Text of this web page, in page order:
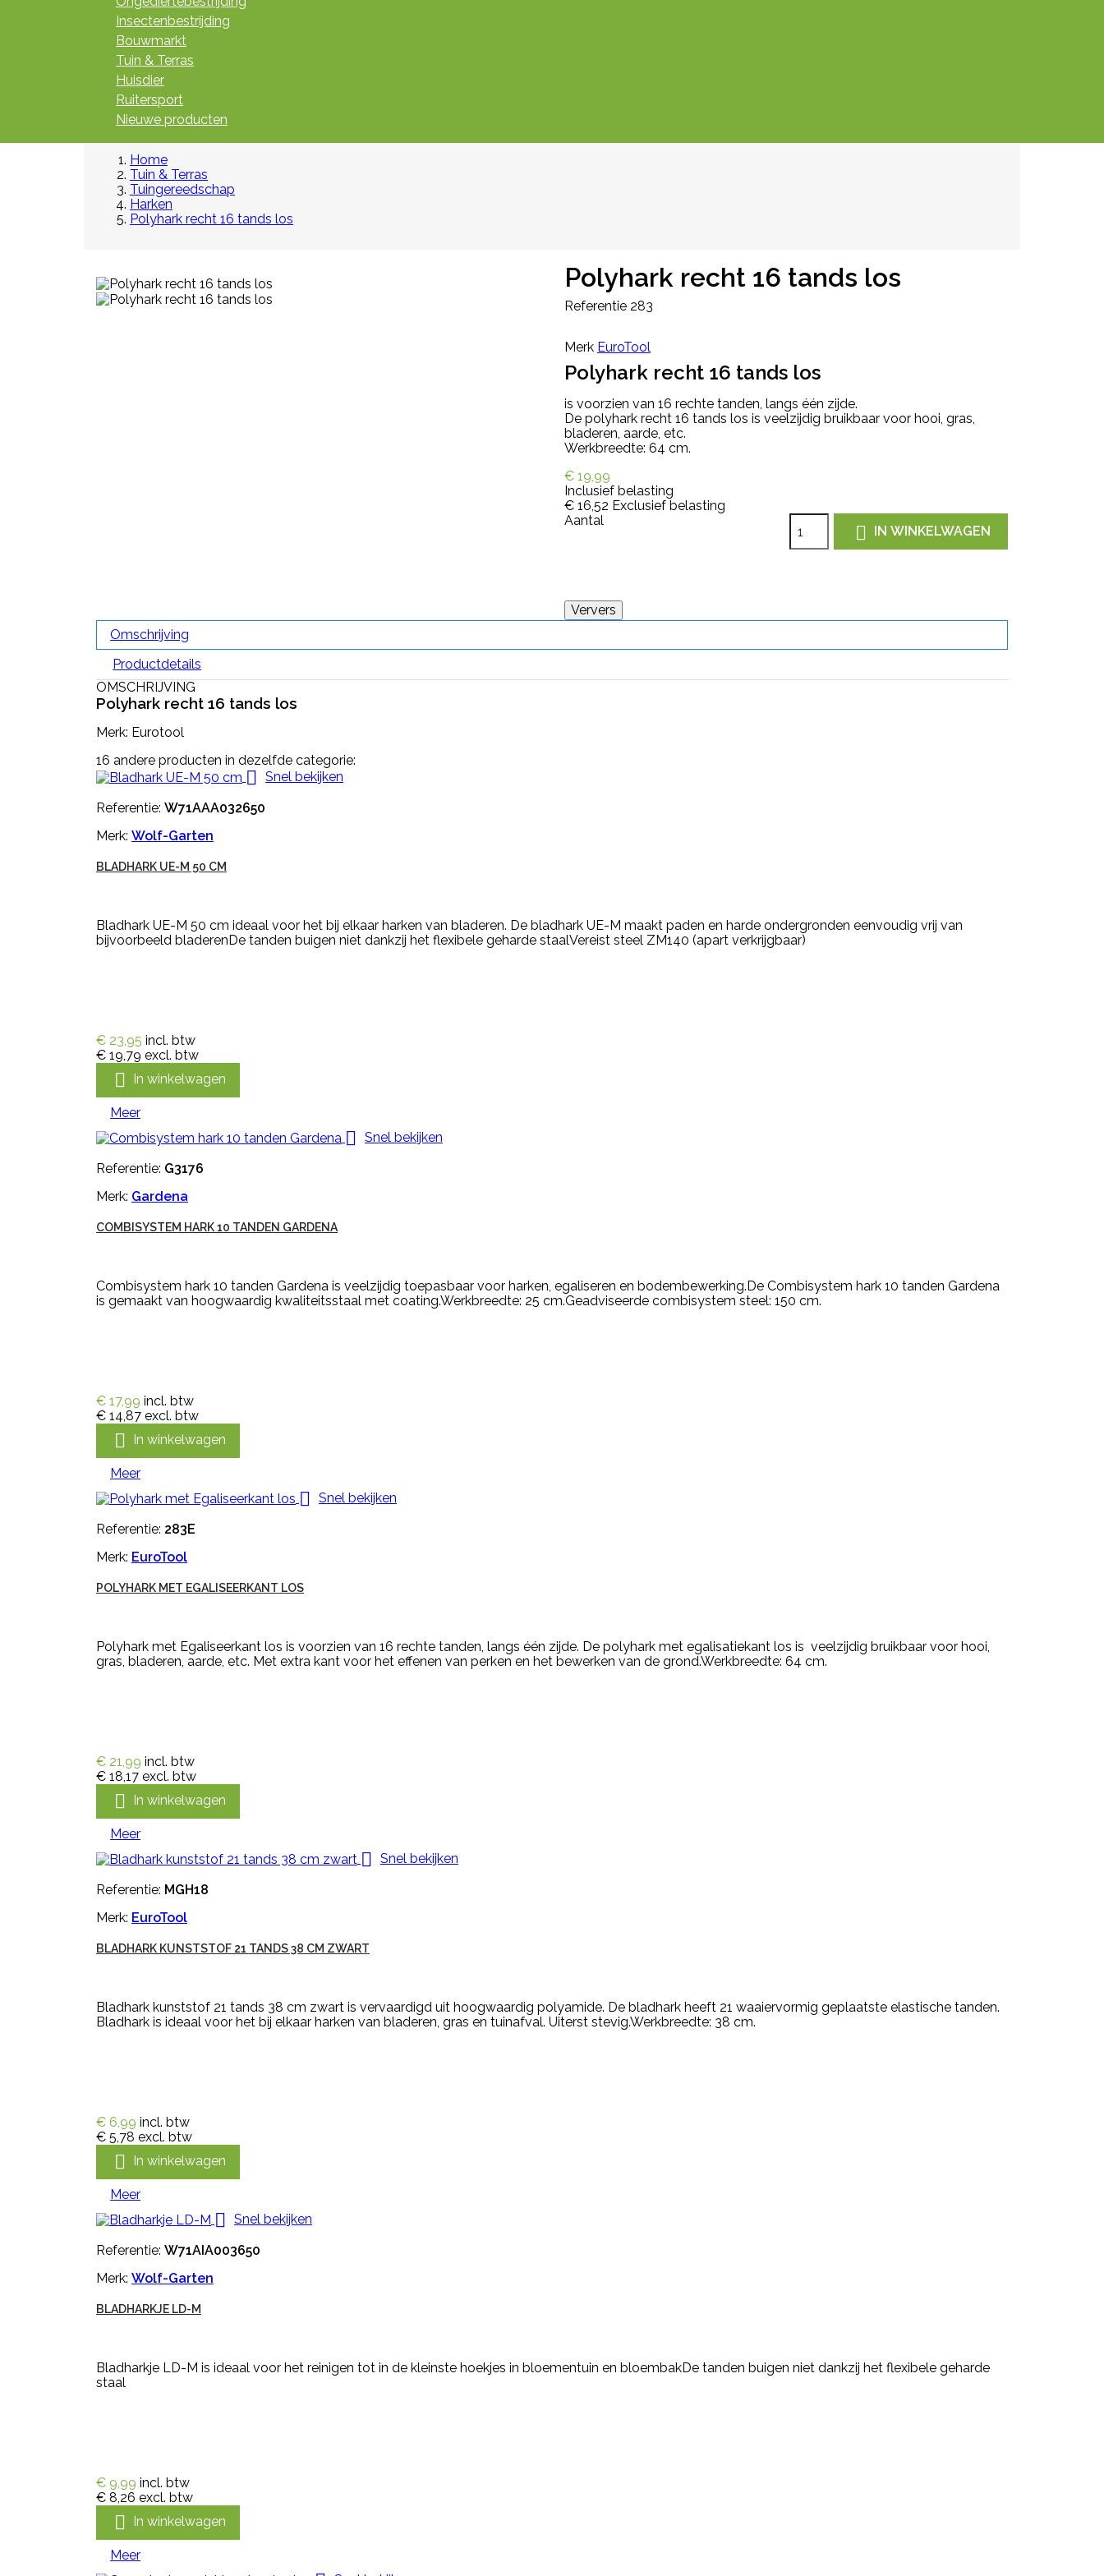
Insectenbestrijding
Bouwmarkt
Tuin & Terras
Huisdier
Ruitersport
Nieuwe producten
Home
Tuin & Terras
Tuingereedschap
Harken
Polyhark recht 16 tands los
Polyhark recht 16 tands los
Referentie 283
Merk EuroTool
Polyhark recht 16 tands los
is voorzien van 16 rechte tanden, langs één zijde.
De polyhark recht 16 tands los is veelzijdig bruikbaar voor hooi, gras,
bladeren, aarde, etc.
Werkbreedte: 64 cm.
€ 19,99
Inclusief belasting
€ 16,52 Exclusief belasting
Aantal
 IN WINKELWAGEN
Omschrijving
Productdetails
OMSCHRIJVING
Polyhark recht 16 tands los
Merk: Eurotool
16 andere producten in dezelfde categorie:
 Snel bekijken
Referentie: W71AAA032650
Merk: Wolf-Garten
BLADHARK UE-M 50 CM
Bladhark UE-M 50 cm ideaal voor het bij elkaar harken van bladeren. De bladhark UE-M maakt paden en harde ondergronden eenvoudig vrij van
bijvoorbeeld bladerenDe tanden buigen niet dankzij het flexibele geharde staalVereist steel ZM140 (apart verkrijgbaar)
€ 23,95 incl. btw
€ 19,79 excl. btw
 In winkelwagen
Meer
 Snel bekijken
Referentie: G3176
Merk: Gardena
COMBISYSTEM HARK 10 TANDEN GARDENA
Combisystem hark 10 tanden Gardena is veelzijdig toepasbaar voor harken, egaliseren en bodembewerking.De Combisystem hark 10 tanden Gardena
is gemaakt van hoogwaardig kwaliteitsstaal met coating.Werkbreedte: 25 cm.Geadviseerde combisystem steel: 150 cm.
€ 17,99 incl. btw
€ 14,87 excl. btw
 In winkelwagen
Meer
 Snel bekijken
Referentie: 283E
Merk: EuroTool
POLYHARK MET EGALISEERKANT LOS
Polyhark met Egaliseerkant los is voorzien van 16 rechte tanden, langs één zijde. De polyhark met egalisatiekant los is veelzijdig bruikbaar voor hooi,
gras, bladeren, aarde, etc. Met extra kant voor het effenen van perken en het bewerken van de grond.Werkbreedte: 64 cm.
€ 21,99 incl. btw
€ 18,17 excl. btw
 In winkelwagen
Meer
 Snel bekijken
Referentie: MGH18
Merk: EuroTool
BLADHARK KUNSTSTOF 21 TANDS 38 CM ZWART
Bladhark kunststof 21 tands 38 cm zwart is vervaardigd uit hoogwaardig polyamide. De bladhark heeft 21 waaiervormig geplaatste elastische tanden.
Bladhark is ideaal voor het bij elkaar harken van bladeren, gras en tuinafval. Uiterst stevig.Werkbreedte: 38 cm.
€ 6,99 incl. btw
€ 5,78 excl. btw
 In winkelwagen
Meer
 Snel bekijken
Referentie: W71AIA003650
Merk: Wolf-Garten
BLADHARKJE LD-M
Bladharkje LD-M is ideaal voor het reinigen tot in de kleinste hoekjes in bloementuin en bloembakDe tanden buigen niet dankzij het flexibele geharde
staal
€ 9,99 incl. btw
€ 8,26 excl. btw
 In winkelwagen
Meer